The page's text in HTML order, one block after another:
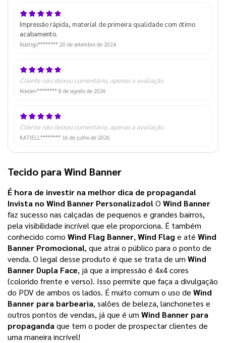
Impressão rápida, material de primeira qualidade com ótimo
acabamento.
Rodrigo******** 20 de setembro de 2024
Cliente não deixou comentário, apenas a avaliação
Rosilen******** 8 de agosto de 2026
Cliente não deixou comentário, apenas a avaliação
KATIELL******** 16 de julho de 2026
Tecido para Wind Banner
É hora de investir na melhor dica de propaganda!
Invista no Wind Banner Personalizado! O Wind Banner
faz sucesso nas calçadas de pequenos e grandes bairros,
pela visibilidade incrível que ele proporciona. É também
conhecido como Wind Flag Banner,Wind Flag e até Wind
Banner Promocional, que atrai o público para o ponto de
venda. O legal desse produto é que se trata de um Wind
Banner Dupla Face, já que a impressão é 4x4 cores
(colorido frente e verso). Isso permite que faça a divulgação
do PDV de ambos os lados. É muito comum o uso de Wind
Banner para barbearia, salões de beleza, lanchonetes e
outros pontos de vendas, já que é um Wind Banner para
propagandaque tem o poder de prospectar clientes de
uma maneira incrível!